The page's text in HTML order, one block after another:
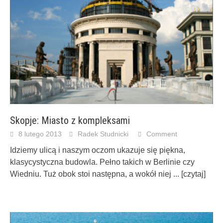
Skopje: Miasto z kompleksami
8 lutego 2013 Radek Studnicki Comment
Idziemy ulicą i naszym oczom ukazuje się piękna,
klasycystyczna budowla. Pełno takich w Berlinie czy
Wiedniu. Tuż obok stoi następna, a wokół niej ... [czytaj]